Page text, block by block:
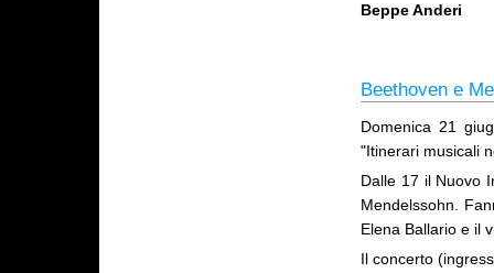
Beppe Anderi
Beethoven e
Domenica 21
"Itinerari musicali
Dalle 17 il Nuovo
Mendelssohn.
Elena Ballario e il
Il concerto